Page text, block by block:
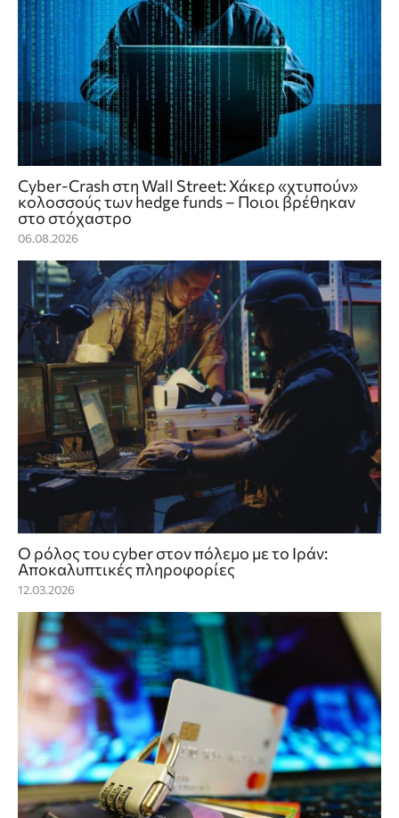
Cyber-Crash στη Wall Street: Χάκερ «χτυπούν»
κολοσσούς των hedge funds – Ποιοι βρέθηκαν
στο στόχαστρο
06.08.2026
Ο ρόλος του cyber στον πόλεμο με το Ιράν:
Αποκαλυπτικές πληροφορίες
12.03.2026